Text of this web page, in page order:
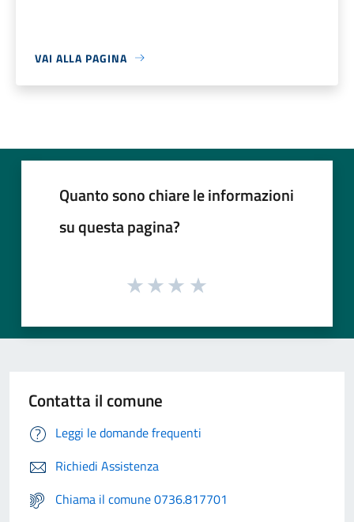
VAI ALLA PAGINA
Quanto sono chiare le informazioni
su questa pagina?
Contatta il comune
Leggi le domande frequenti
Richiedi Assistenza
Chiama il comune 0736.817701